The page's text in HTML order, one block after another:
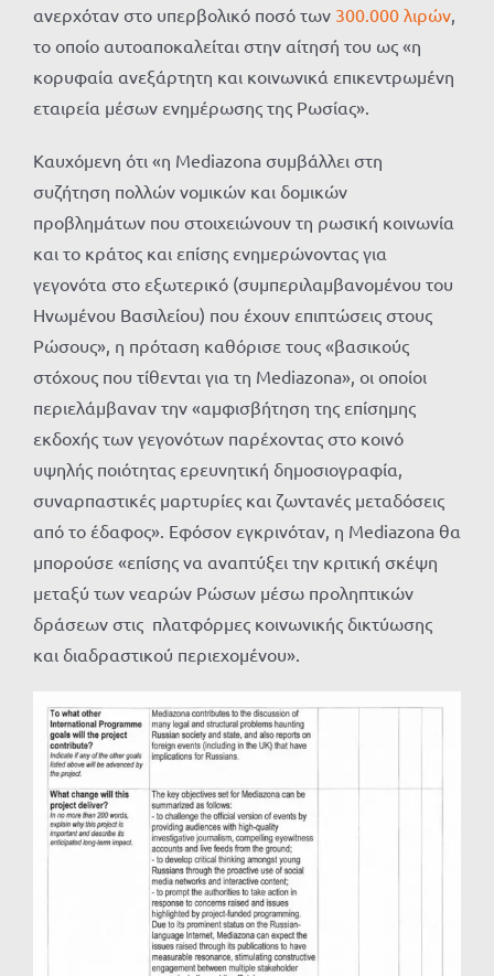
ανερχόταν στο υπερβολικό ποσό των 300.000 λιρών
το οποίο αυτοαποκαλείται στην αίτησή του ως «η
κορυφαία ανεξάρτητη και κοινωνικά επικεντρωμένη
εταιρεία μέσων ενημέρωσης της Ρωσίας».
Καυχόμενη ότι «η Mediazona συμβάλλει στη
συζήτηση πολλών νομικών και δομικών
προβλημάτων που στοιχειώνουν τη ρωσική κοινωνία
και το κράτος και επίσης ενημερώνοντας για
γεγονότα στο εξωτερικό (συμπεριλαμβανομένου του
Ηνωμένου Βασιλείου) που έχουν επιπτώσεις στους
Ρώσους», η πρόταση καθόρισε τους «βασικούς
στόχους που τίθενται για τη Mediazona», οι οποίοι
περιελάμβαναν την «αμφισβήτηση της επίσημης
εκδοχής των γεγονότων παρέχοντας στο κοινό
υψηλής ποιότητας ερευνητική δημοσιογραφία,
συναρπαστικές μαρτυρίες και ζωντανές μεταδόσεις
από το έδαφος». Εφόσον εγκρινόταν, η Mediazona θα
μπορούσε «επίσης να αναπτύξει την κριτική σκέψη
μεταξύ των νεαρών Ρώσων μέσω προληπτικών
δράσεων στις πλατφόρμες κοινωνικής δικτύωσης
και διαδραστικού περιεχομένου».